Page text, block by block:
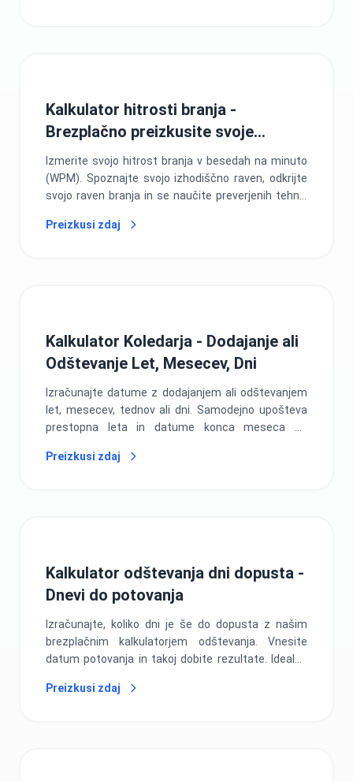
Kalkulator hitrosti branja -
Brezplačno preizkusite svoje
besede na minuto
Izmerite svojo hitrost branja v besedah na minuto
(WPM). Spoznajte svojo izhodiščno raven, odkrijte
svojo raven branja in se naučite preverjenih tehnik
Preizkusi zdaj
Kalkulator Koledarja - Dodajanje ali
Odštevanje Let, Mesecev, Dni
Izračunajte datume z dodajanjem ali odštevanjem
let, mesecev, tednov ali dni. Samodejno upošteva
prestopna leta in datume konca meseca za
Preizkusi zdaj
Kalkulator odštevanja dni dopusta -
Dnevi do potovanja
Izračunajte, koliko dni je še do dopusta z našim
brezplačnim kalkulatorjem odštevanja. Vnesite
datum potovanja in takoj dobite rezultate. Idealno
Preizkusi zdaj